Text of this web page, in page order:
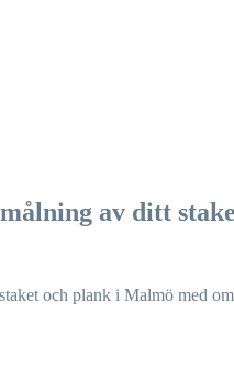
av ditt
och plank i Malmö med